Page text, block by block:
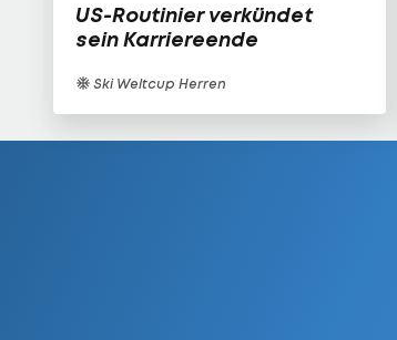
US-Routinier verkündet
sein Karriereende
Ski Weltcup Herren